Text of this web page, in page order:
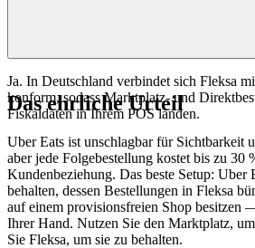
Ja. In Deutschland verbindet sich Fleksa
konform, sodass Marktplatz- und
Fiskaldaten in Ihrem POS landen.
Das ehrliche Urteil
Uber Eats ist unschlagbar für Sichtbarkeit
aber jede Folgebestellung kostet bis zu 30
Kundenbeziehung. Das beste Setup: Uber
behalten, dessen Bestellungen in Fleksa
auf einem provisionsfreien Shop besitzen
Ihrer Hand. Nutzen Sie den Marktplatz,
Sie Fleksa, um sie zu behalten.